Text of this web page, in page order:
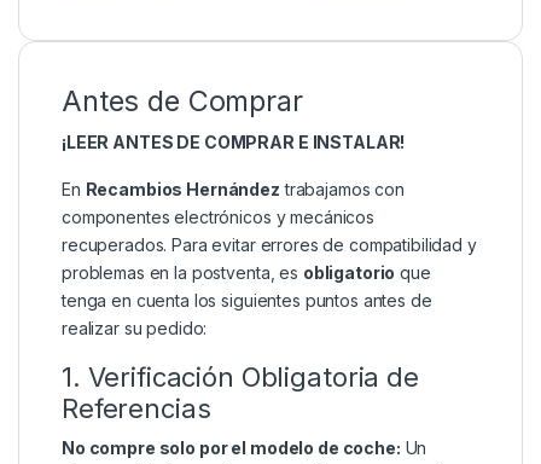
Antes de Comprar
¡LEER ANTES DE COMPRAR E INSTALAR!
En Recambios Hernández trabajamos con
componentes electrónicos y mecánicos
recuperados. Para evitar errores de compatibilidad y
problemas en la postventa, es obligatorio que
tenga en cuenta los siguientes puntos antes de
realizar su pedido:
1. Verificación Obligatoria de
Referencias
No compre solo por el modelo de coche: Un